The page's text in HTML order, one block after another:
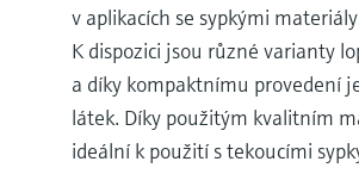
v aplikacích se sypkými
K dispozici jsou různé varianty
a díky kompaktnímu provedení
látek. Díky použitým kvalitním
ideální k použití s tekoucími